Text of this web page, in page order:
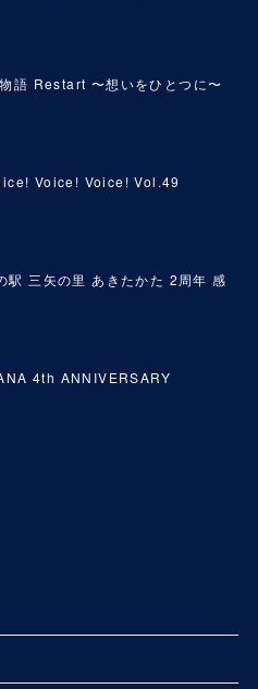
語 Restart 〜想いをひとつに〜
Voice! Voice! Vol.49
駅 三矢の里 あきたかた 2周年 感
4th ANNIVERSARY